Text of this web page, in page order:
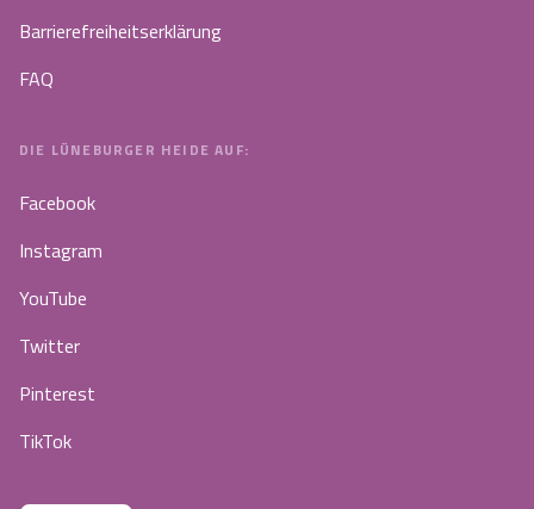
Barrierefreiheitserklärung
FAQ
DIE LÜNEBURGER HEIDE AUF:
Facebook
Instagram
YouTube
Twitter
Pinterest
TikTok